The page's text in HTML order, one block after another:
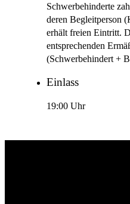
Schwerbehinderte
deren Begleitperson
erhält freien Eintritt.
entsprechenden
(Schwerbehindert +
Einlass
19:00 Uhr